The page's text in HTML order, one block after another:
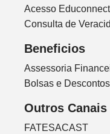
Acesso
Consulta de
Beneficios
Assessoria
Bolsas e Descontos
Outros Canais
FATESACAST